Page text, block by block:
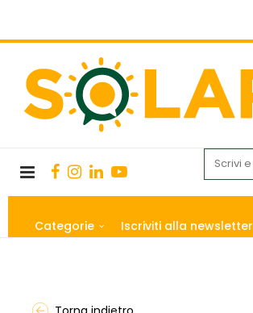
Categorie Iscriviti alla newsletter